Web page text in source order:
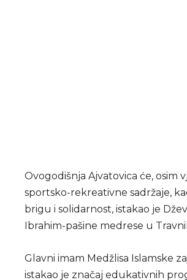
Ovogodišnja Ajvatovica će, osim
sportsko-rekreativne sadržaje,
brigu i solidarnost, istakao je
Ibrahim-pašine medrese u
Glavni imam Medžlisa Islamske
istakao je značaj edukativnih